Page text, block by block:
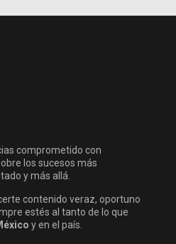
comprometido con
los sucesos más
y más allá.
contenido veraz, oportuno
estés al tanto de lo que
y en el país.